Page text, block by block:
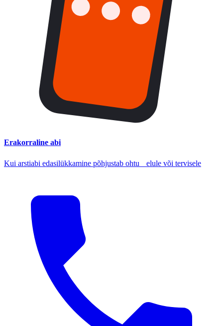
Erakorraline abi
Kui arstiabi edasilükkamine põhjustab ohtu elule või tervisele